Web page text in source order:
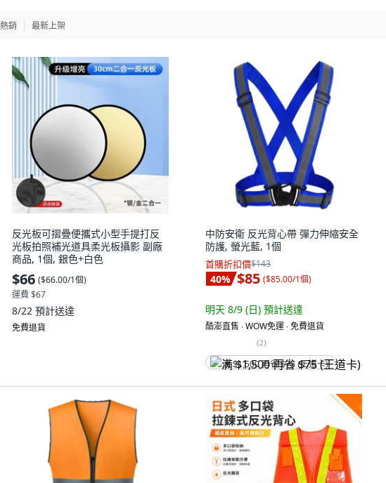
銷 最新上架
反光板可摺疊便攜式小型手提打反
光板拍照補光道具柔光板攝影 副廠
商品, 1個, 銀色+白色
$66 ($66.00/1個)
運費 $67
8/22 預計送達
免費退貨
中防安衛 反光背心帶 彈力伸縮安全
防護, 螢光藍, 1個
首購折扣價$143
40% $85 ($85.00/1個)
明天 8/9 (日) 預計送達
酷澎直售 ∙ WOW免運 ∙ 免費退貨
(2)
满 $1,500 再省 $75 (王道卡)